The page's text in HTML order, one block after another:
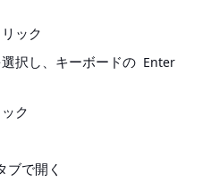
ック
択し、キーボードの Enter
ク
ブで開く